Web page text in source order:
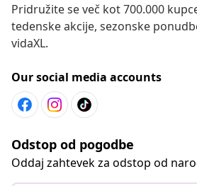
Pridružite se več kot 700.000
tedenske akcije, sezonske
vidaXL.
Our social media accounts
Odstop od pogodbe
Oddaj zahtevek za odstop od